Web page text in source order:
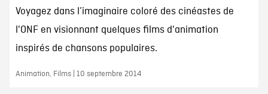
Voyagez dans l’imaginaire coloré des cinéastes de
l'ONF en visionnant quelques films d'animation
inspirés de chansons populaires.
Animation, Films | 10 septembre 2014